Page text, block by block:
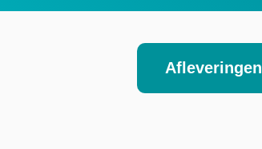
Afleveringen